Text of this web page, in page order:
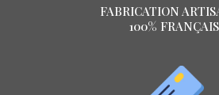
FABRICATION
100%